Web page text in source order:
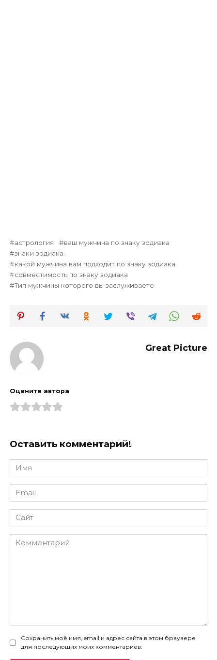
астрология
ваш мужчина по знаку зодиака
знаки зодиака
какой мужчина вам подходит по знаку зодиака
совместимость по знаку зодиака
Тип мужчины которого вы заслуживаете
Great Picture
Оцените автора
Оставить комментарий!
Имя
*
Email
*
Сайт
Комментарий
Сохранить моё имя, email и адрес сайта в этом браузере
для последующих моих комментариев.